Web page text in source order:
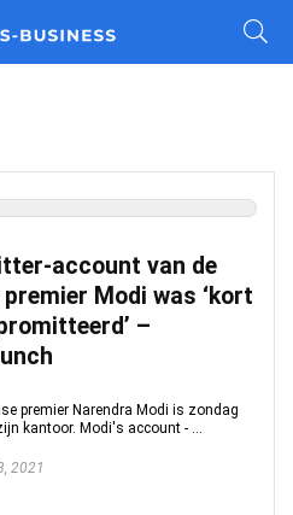
account van de
premier Modi was ‘kort
–
premier Narendra Modi is zondag
kantoor. Modi's account - ...
2021